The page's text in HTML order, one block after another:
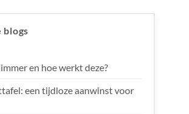
en hoe werkt deze?
een tijdloze aanwinst voor